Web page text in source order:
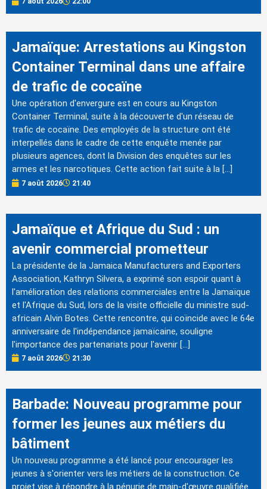
Jamaïque: Arrestations au Kingston
Container Terminal dans une affaire
de trafic de cocaïne
Une opération d'envergure est en cours au Kingston
Container Terminal, suite à la découverte d'un réseau de
trafic de cocaïne. Des employés de la structure ont été
interpellés dans le cadre de cette enquête menée par
plusieurs agences, dont la Division des enquêtes sur les
armes et les narcotiques. Cette action fait suite à la […]
7 août 2026 21:40
Jamaïque et Afrique du Sud : un
avenir commercial prometteur
La présidente de la Jamaica Manufacturers and Exporters
Association, Kathryn Silvera, a exprimé son espoir quant à
l'amélioration des relations commerciales entre la Jamaïque
et l'Afrique du Sud, lors de la visite officielle du ministre sud-
africain Alvin Botes. Cette rencontre, qui coïncide avec le 64e
anniversaire de l'indépendance jamaïcaine, souligne
l'importance des partenariats pour l'avenir […]
7 août 2026 21:30
Barbade: Nouveau programme pour
former les jeunes aux métiers du
bâtiment
Un nouveau programme a été lancé pour encourager les
jeunes à s'orienter vers les métiers de la construction. Ce
projet vise à répondre à la pénurie de main-d'œuvre qualifiée